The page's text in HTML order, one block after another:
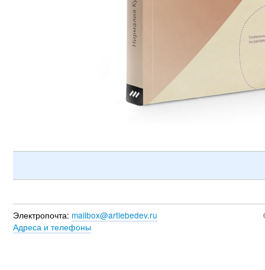
Электропочта: mailbox@artlebedev.ru
Адреса и телефоны